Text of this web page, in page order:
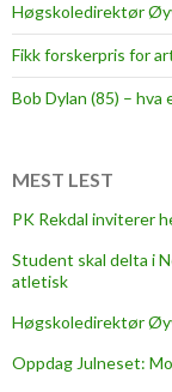
Høgskoledirektør
Fikk forskerpris for
Bob Dylan (85) – hva
MEST LEST
PK Rekdal inviterer
Student skal delta i
atletisk
Høgskoledirektør
Oppdag Julneset: